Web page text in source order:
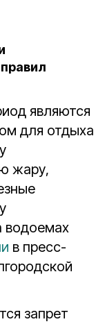
являются
для отдыха
жару,
водоемах
в пресс-
запрет